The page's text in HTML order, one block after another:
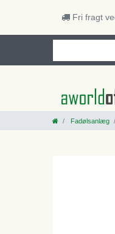
Fri fragt
Fadølsanlæg